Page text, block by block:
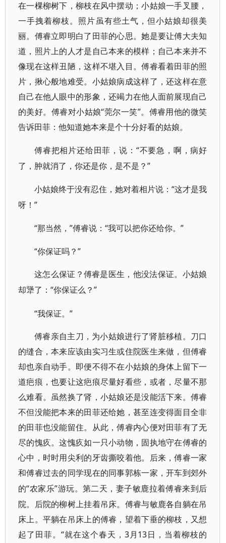
在一棵柳树下，柳枝在风中摆动；小姑娘一手叉腰，
一手拽着柳枝。照片虽有些土气，但小姑娘却很美
丽。傅睿立即明白了田菲的心思。她是要让傅大夫知
道，照片上的人才是自己本来的模样；自己本来并不
像现在这样丑陋，这样不堪入目。傅睿看着田菲的照
片，揪心般地难受。小姑娘病成这样了，还这样在意
自己在他人眼中的形象，还竭力在他人面前展现自己
的美好。傅睿对小姑娘“莞尔一笑”。傅睿用他的微笑
告诉田菲：他知道她本来是个十分好看的姑娘。
傅睿把相片还给田菲，说： “不要急，啊，病好
了，肿就消了，你还是你，是不是？”
小姑娘终于没有忍住，她对着相片说：“这才是我
呀！”
“那当然，”傅睿说：“我可以把你还给你。”
“你保证吗？”
这怎么保证？傅睿是医生，他没法保证。小姑娘
却犟了： “你保证么？”
“我保证。”
傅睿亲自主刀，为小姑娘进行了肾脏移植。刀口
的缝合，本来应该由实习生或住院医生来做，但傅睿
却也亲自动手。即便不得不在小姑娘的身体上留下一
道疤痕，也要让这疤痕尽量好看些，或者，尽量不那
么难看。虽然换了肾，小姑娘还是没能活下来。傅睿
不但没能把本来的田菲还给她，甚至连变得面目全非
的田菲也没能留住。从此，傅睿内心便对田菲有了无
尽的愧疚。这愧疚如一只小动物，固执地守在傅睿的
心中，时时用尖利的牙齿撕咬着他。后来，傅睿一家
和傅睿过去的同学现在的同事郭栋一家，开车到郊外
的“农家乐”游玩。第二天，妻子敏鹿拉着傅睿来到后
院。后院的柳树上挂着吊床。傅睿与敏鹿各自躺在吊
床上。平躺在吊床上的傅睿，望着下垂的柳枝，又想
起了田菲。“就在这个春天，3月13日，当着柳枝的